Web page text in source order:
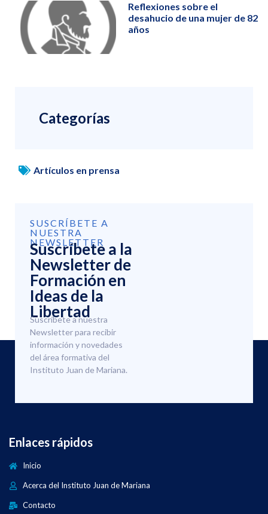
Reflexiones sobre el
desahucio de una mujer de 82
años
Categorías
Artículos en prensa
SUSCRÍBETE A
NUESTRA
NEWSLETTER
Suscríbete a la
Newsletter de
Formación en
Ideas de la
Libertad
Suscríbete a nuestra
Newsletter para recibir
información y novedades
del área formativa del
Instituto Juan de Mariana.
Enlaces rápidos
Inicio
Acerca del Instituto Juan de Mariana
Contacto